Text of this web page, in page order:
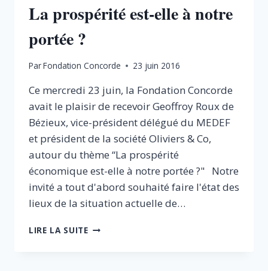
La prospérité est-elle à notre
portée ?
ParFondation Concorde 23 juin 2016
Ce mercredi 23 juin, la Fondation Concorde
avait le plaisir de recevoir Geoffroy Roux de
Bézieux, vice-président délégué du MEDEF
et président de la société Oliviers & Co,
autour du thème “La prospérité
économique est-elle à notre portée ?" Notre
invité a tout d'abord souhaité faire l'état des
lieux de la situation actuelle de…
LIRE LA SUITELA